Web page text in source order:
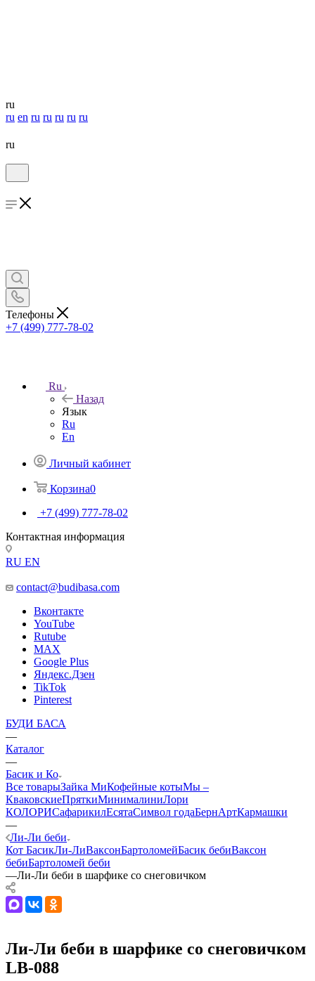
ru
ru en ru ru ru ru ru
ru
Телефоны
+7 (499) 777-78-02
Ru
Назад
Язык
Ru
En
Личный кабинет
Корзина0
+7 (499) 777-78-02
Контактная информация
RU EN
contact@budibasa.com
Вконтакте
YouTube
Rutube
MAX
Google Plus
Яндекс.Дзен
TikTok
Pinterest
БУДИ БАСА
—
Каталог
—
Басик и Ко
Все товарыЗайка МиКофейные котыМы –
КваковскиеПряткиМинималиниЛори
КОЛОРИСафарикилЕсятаСимвол годаБернАртКармашки
—
Ли-Ли беби
Кот БасикЛи-ЛиВаксонБартоломейБасик бебиВаксон
бебиБартоломей беби
—Ли-Ли беби в шарфике со снеговичком
Ли-Ли беби в шарфике со снеговичком
LB-088